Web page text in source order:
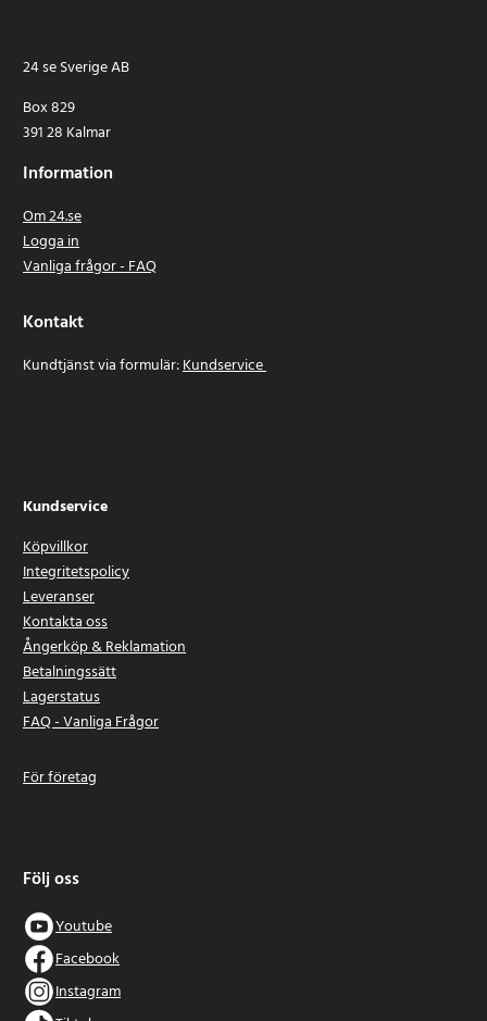
24 se Sverige AB
Box 829
391 28 Kalmar
Information
Om 24.se
Logga in
Vanliga frågor - FAQ
Kontakt
Kundtjänst via formulär:Kundservice
Kundservice
Köpvillkor
Integritetspolicy
Leveranser
Kontakta oss
Ångerköp & Reklamation
Betalningssätt
Lagerstatus
FAQ - Vanliga Frågor
För företag
Följ oss
Youtube
Facebook
Instagram